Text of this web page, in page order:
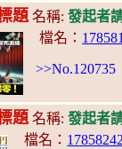
題 名稱: 發起者
檔名：
>>No.120735
題 名稱: 發起者
檔名：